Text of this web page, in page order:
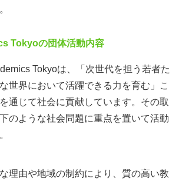
Tokyoの団体活動内容
Tokyoは、「次世代を担う若者た
世界において活躍できる力を育む」こ
通じて社会に貢献しています。その取
のような社会問題に重点を置いて活動
理由や地域の制約により、質の高い教